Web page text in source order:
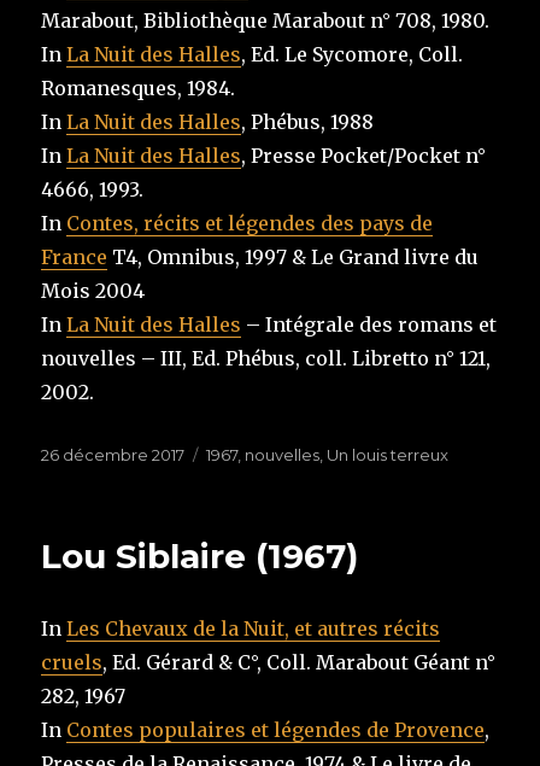
Marabout, Bibliothèque Marabout n° 708, 1980.
InLa Nuit des Halles, Ed. Le Sycomore, Coll.
Romanesques, 1984.
InLa Nuit des Halles, Phébus, 1988
InLa Nuit des Halles, Presse Pocket/Pocket n°
4666, 1993.
In Contes, récits et légendes des pays de
France T4, Omnibus, 1997 & Le Grand livre du
Mois 2004
InLa Nuit des Halles – Intégrale des romans et
nouvelles – III, Ed. Phébus, coll. Libretto n° 121,
2002.
Publié
26 décembre 2017 Étiquettes
1967, nouvelles Un louis terreux
Lou Siblaire (1967)
InLes Chevaux de la Nuit, et autres récits
cruels, Ed. Gérard & C°, Coll. Marabout Géant n°
282, 1967
In Contes populaires et légendes de Provence,